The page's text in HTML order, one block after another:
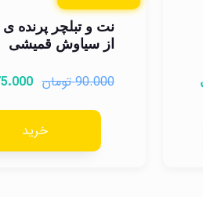
نت و تبلچر پرنده ی
از سیاوش قمیشی
90.000 تومان
خرید